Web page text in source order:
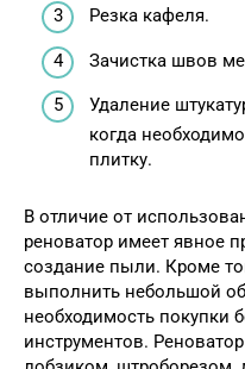
Резка кафеля.
Зачистка швов
Удаление
когда
плитку.
В отличие от
реноватор имеет явное
создание пыли. Кроме
выполнить небольшой
необходимость покупки
инструментов.